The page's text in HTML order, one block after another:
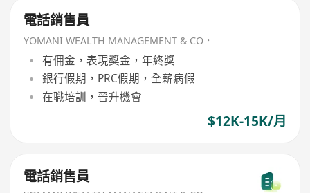
電話銷售員
YOMANI WEALTH MANAGEMENT & CO．
有佣金，表現獎金，年終獎
銀行假期，PRC假期，全薪病假
在職培訓，晉升機會
$12K-15K/月
電話銷售員